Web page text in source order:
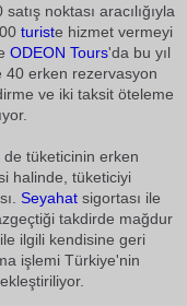
noktası aracılığıyla
turiste hizmet vermeyi
ODEON Tours'da bu yıl
40 erken rezervasyon
ve iki taksit öteleme
tüketicinin erken
halinde, tüketiciyi
Seyahat sigortası ile
takdirde mağdur
ilgili kendisine geri
işlemi Türkiye'nin